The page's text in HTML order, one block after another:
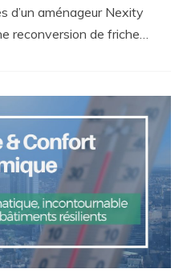
d’un aménageur Nexity
reconversion de friche…